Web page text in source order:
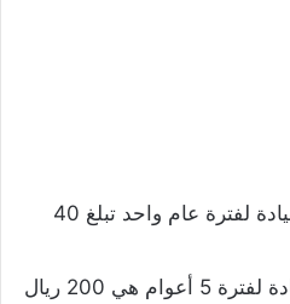
رسوم تجديد رخصة القيادة لفترة عام واحد تبلغ 40
كلفة تجديد رخصة القيادة لفترة 5 أعوام هي 200 ريال